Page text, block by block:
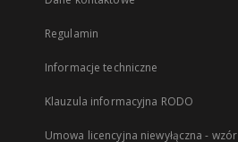
Regulamin
Informacje techniczne
Klauzula informacyjna RODO
Umowa licencyjna niewyłączna - wzór